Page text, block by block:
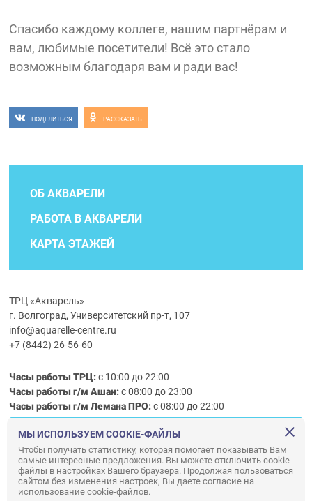
Спасибо каждому коллеге, нашим партнёрам и
вам, любимые посетители! Всё это стало
возможным благодаря вам и ради вас!
ПОДЕЛИТЬСЯ РАССКАЗАТЬ
ОБ АКВАРЕЛИ
РАБОТА В АКВАРЕЛИ
КАРТА ЭТАЖЕЙ
ТРЦ «Акварель»
г. Волгоград, Университетский пр-т, 107
info@aquarelle-centre.ru
+7 (8442) 26-56-60
Часы работы ТРЦ:с 10:00 до 22:00
Часы работы г/м Ашан:с 08:00 до 23:00
Часы работыг/мЛемана ПРО:с 08:00 до 22:00
Правила посещения ТРЦ «Акварель»
ООО «АКВАРЕЛЬ»
© ООО «Акварель» 2010–2026. All right reserved.
Дизайн концепция сайта —
МЫ ИСПОЛЬЗУЕМ COOKIE-ФАЙЛЫ
Чтобы получать статистику, которая помогает показывать Вам
самые интересные предложения. Вы можете отключить cookie-
файлы в настройках Вашего браузера. Продолжая пользоваться
сайтом без изменения настроек, Вы даете согласие на
использование cookie-файлов.